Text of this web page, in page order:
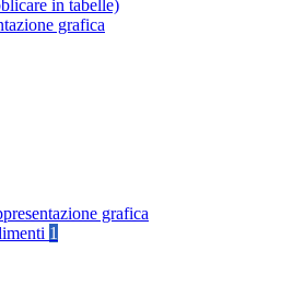
in tabelle)
grafica
grafica
1